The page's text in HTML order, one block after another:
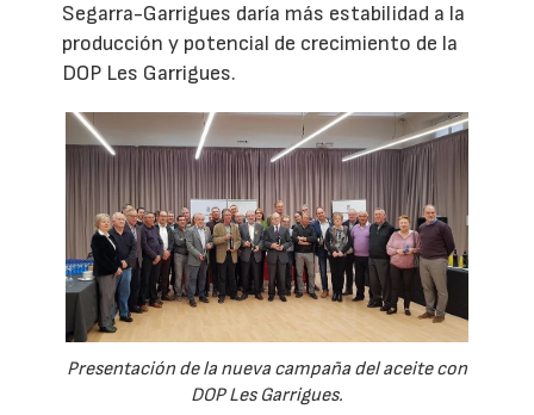
Segarra-Garrigues daría más estabilidad a la
producción y potencial de crecimiento de la
DOP Les Garrigues.
Presentación de la nueva campaña del aceite con
DOP Les Garrigues.